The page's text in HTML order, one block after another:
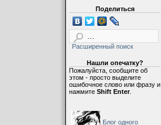
Поделиться
Расширенный поиск
Нашли опечатку?
Пожалуйста, сообщите об
этом - просто выделите
ошибочное слово или фразу и
нажмите Shift Enter.
Блог одного